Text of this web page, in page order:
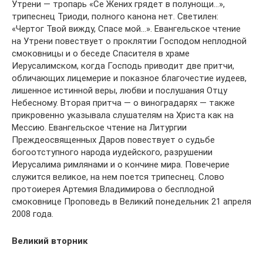
Утрени — тропарь «Се Жених грядет в полунощи…»,
трипеснец Триоди, полного канона нет. Светилен:
«Чертог Твой вижду, Спасе мой…». Евангельское чтение
на Утрени повествует о проклятии Господом неплодной
смоковницы и о беседе Спасителя в храме
Иерусалимском, когда Господь приводит две притчи,
обличающих лицемерие и показное благочестие иудеев,
лишенное истинной веры, любви и послушания Отцу
Небесному. Вторая притча — о виноградарях — также
прикровенно указывала слушателям на Христа как на
Мессию. Евангельское чтение на Литургии
Преждеосвященных Даров повествует о судьбе
богоотступного народа иудейского, разрушении
Иерусалима римлянами и о кончине мира. Повечерие
служится великое, на нем поется трипеснец. Слово
протоиерея Артемия Владимирова о бесплодной
смоковнице Проповедь в Великий понедельник 21 апреля
2008 года.
Великий вторник